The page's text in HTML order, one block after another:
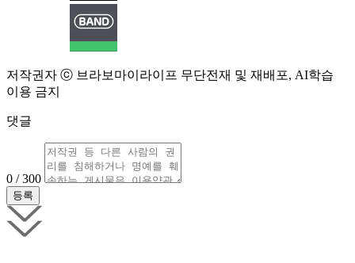
저작권자 ⓒ 브라보마이라이프 무단전재 및 재배포, AI학습
이용 금지
댓글
0 / 300